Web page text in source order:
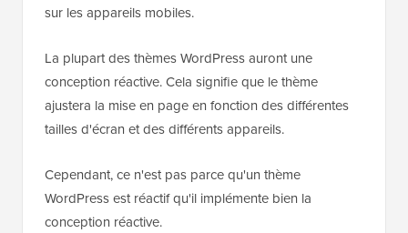
sur les appareils mobiles.
La plupart des thèmes WordPress auront une
conception réactive. Cela signifie que le thème
ajustera la mise en page en fonction des différentes
tailles d'écran et des différents appareils.
Cependant, ce n'est pas parce qu'un thème
WordPress est réactif qu'il implémente bien la
conception réactive.